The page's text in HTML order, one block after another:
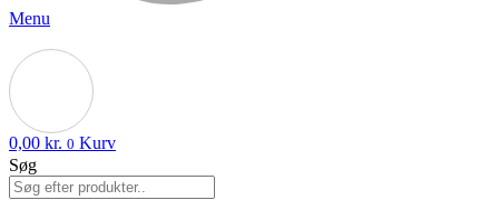
Menu
0,00 kr. 0 Kurv
Søg